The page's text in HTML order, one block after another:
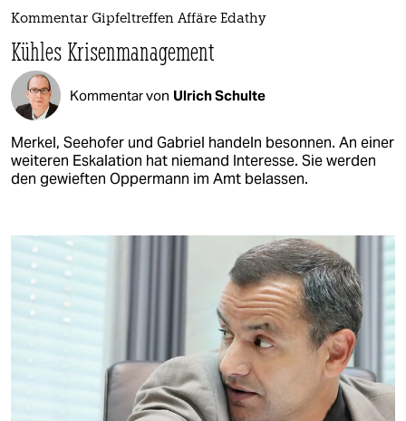
Kommentar Gipfeltreffen Affäre Edathy
Kühles Krisenmanagement
Kommentar von Ulrich Schulte
Merkel, Seehofer und Gabriel handeln besonnen. An einer
weiteren Eskalation hat niemand Interesse. Sie werden
den gewieften Oppermann im Amt belassen.